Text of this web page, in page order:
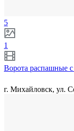
5
1
Ворота распашные с
г. Михайловск, ул.